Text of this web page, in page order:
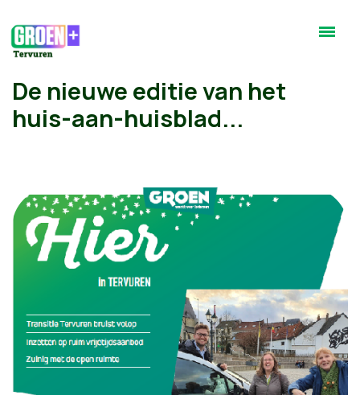
De nieuwe editie van het
huis-aan-huisblad...